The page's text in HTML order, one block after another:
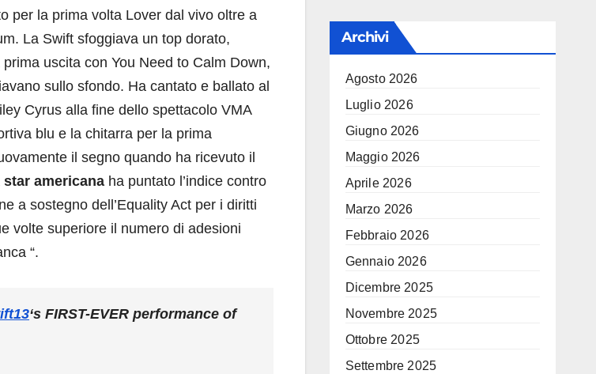
per la prima volta Lover dal vivo oltre a
La Swift sfoggiava un top dorato,
uscita con You Need to Calm Down,
sullo sfondo. Ha cantato e ballato al
Cyrus alla fine dello spettacolo VMA
blu e la chitarra per la prima
il segno quando ha ricevuto il
star americana ha puntato l’indice contro
a sostegno dell’Equality Act per i diritti
volte superiore il numero di adesioni
“.
‘s FIRST-EVER performance of
Archivi
Agosto 2026
Luglio 2026
Giugno 2026
Maggio 2026
Aprile 2026
Marzo 2026
Febbraio 2026
Gennaio 2026
Dicembre 2025
Novembre 2025
Ottobre 2025
Settembre 2025